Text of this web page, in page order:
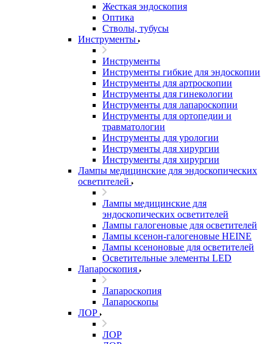
Жесткая эндоскопия
Оптика
Стволы, тубусы
Инструменты
Инструменты
Инструменты гибкие для эндоскопии
Инструменты для артроскопии
Инструменты для гинекологии
Инструменты для лапароскопии
Инструменты для ортопедии и
травматологии
Инструменты для урологии
Инструменты для хирургии
Инструменты для хирургии
Лампы медицинские для эндоскопических
осветителей
Лампы медицинские для
эндоскопических осветителей
Лампы галогеновые для осветителей
Лампы ксенон-галогеновые HEINE
Лампы ксеноновые для осветителей
Осветительные элементы LED
Лапароскопия
Лапароскопия
Лапароскопы
ЛОР
ЛОР